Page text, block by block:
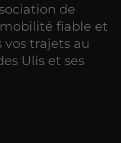
de
fiable et
trajets au
Ulis et ses